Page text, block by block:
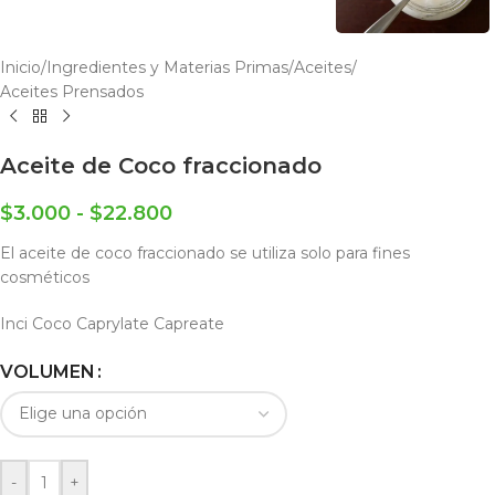
Inicio/Ingredientes y Materias Primas/Aceites/
Aceites Prensados
Aceite de Coco fraccionado
$3.000 - $22.800
El aceite de coco fraccionado se utiliza solo para fines
cosméticos
Inci Coco Caprylate Capreate
VOLUMEN
- +